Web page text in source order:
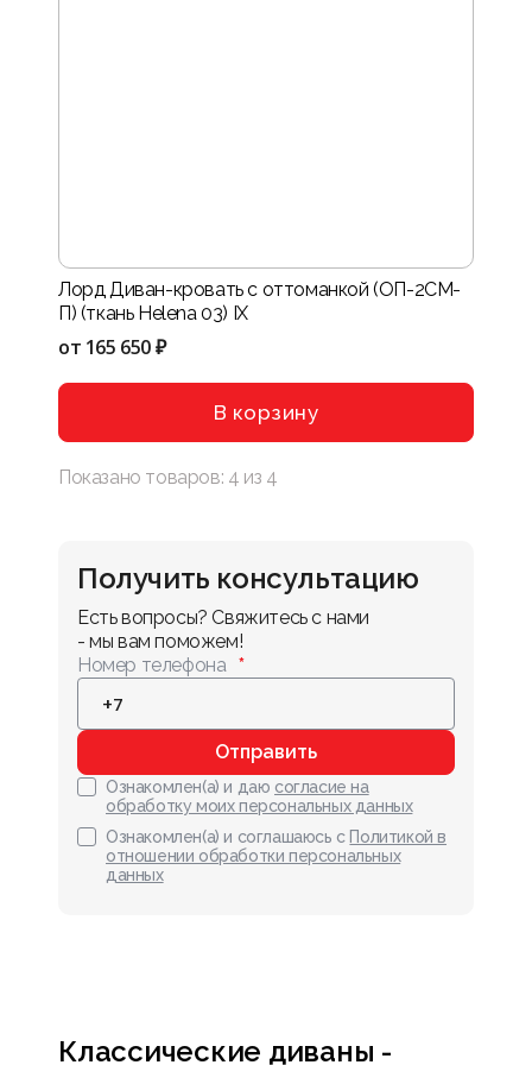
Лорд Диван-кровать с оттоманкой (ОП-2СМ-
П) (ткань Helena 03) IX
от 165 650 ₽
В корзину
Показано товаров: 4 из 4
Получить консультацию
Есть вопросы? Свяжитесь с нами
- мы вам поможем!
Номер телефона
Отправить
Ознакомлен(а) и даю согласие на
обработку моих персональных данных
Ознакомлен(а) и соглашаюсь с Политикой в
отношении обработки персональных
данных
Классические диваны -